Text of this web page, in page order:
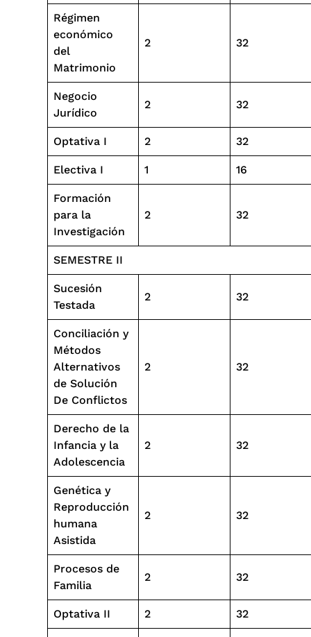
Régimen
económico
del
Matrimonio
2 32
Negocio
Jurídico
2 32
Optativa I 2 32
Electiva I 1 16
Formación
para la
Investigación
2 32
SEMESTRE II
Sucesión
Testada
2 32
Conciliación y
Métodos
Alternativos
de Solución
De Conflictos
2 32
Derecho de la
Infancia y la
Adolescencia
2 32
Genética y
Reproducción
humana
Asistida
2 32
Procesos de
Familia
2 32
Optativa II 2 32